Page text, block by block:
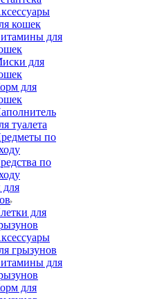
кошек
для
для
для
туалета
по
по
для
для
грызунов
для
для